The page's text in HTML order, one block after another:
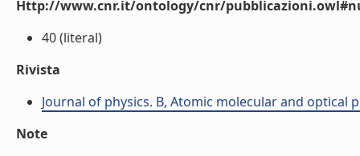
Http://www.cnr.it/ontology/cnr/
40 (literal)
Rivista
Journal of physics. B, Atomic molecular and optical
Note